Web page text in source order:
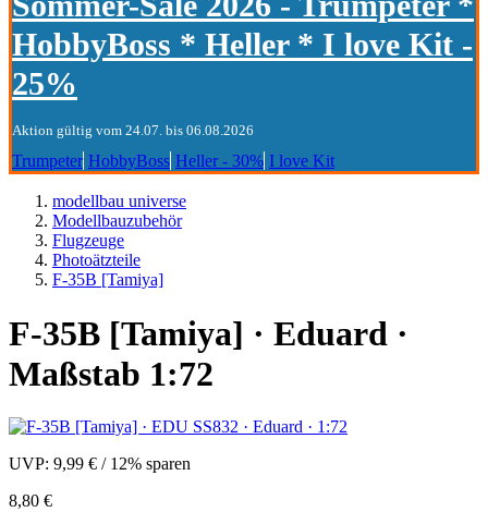
HobbyBoss * Heller * I love Kit -
25%
Aktion gültig vom 24.07. bis 06.08.2026
Trumpeter HobbyBoss Heller - 30% I love Kit
modellbau universe
Modellbauzubehör
Flugzeuge
Photoätzteile
F-35B [Tamiya]
F-35B [Tamiya] · Eduard ·
Maßstab 1:72
UVP: 9,99 € / 12% sparen
8,80 €